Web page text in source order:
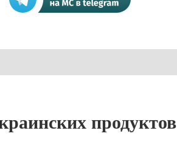
продуктов